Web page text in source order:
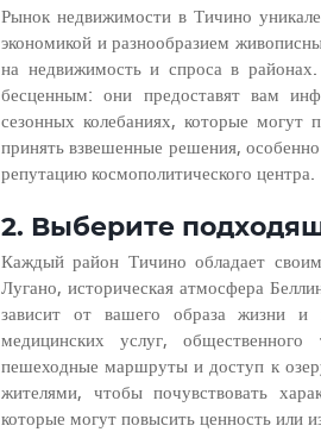
Рынок недвижимости в Тичино
экономикой и разнообразием
на недвижимость и спроса в
бесценным: они предоставят вам
сезонных колебаниях, которые
принять взвешенные решения,
репутацию космополитического центра.
2. Выберите
Каждый район Тичино обладает
Лугано, историческая атмосфера
зависит от вашего образа жизни и
медицинских услуг,
пешеходные маршруты и доступ к
жителями, чтобы почувствовать
которые могут повысить ценность или